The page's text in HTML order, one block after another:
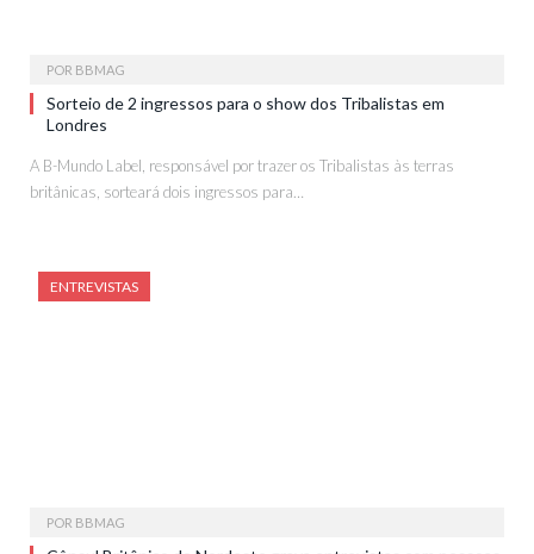
POR BBMAG
Sorteio de 2 ingressos para o show dos Tribalistas em
Londres
A B-Mundo Label, responsável por trazer os Tribalistas às terras
britânicas, sorteará dois ingressos para…
ENTREVISTAS
POR BBMAG